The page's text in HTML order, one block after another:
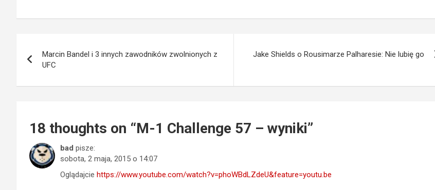
wpisu
Marcin Bandel i 3 innych zawodników zwolnionych z
UFC
Jake Shields o Rousimarze Palharesie: Nie lubię go
18 thoughts on “M-1 Challenge 57 – wyniki”
bad pisze:
sobota, 2 maja, 2015 o 14:07
Oglądajcie https://www.youtube.com/watch?v=phoWBdLZdeU&feature=youtu.be